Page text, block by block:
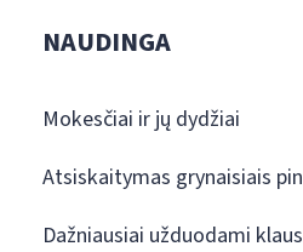
NAUDINGA
Mokesčiai ir jų dydžiai
Atsiskaitymas grynaisiais
Dažniausiai užduodami